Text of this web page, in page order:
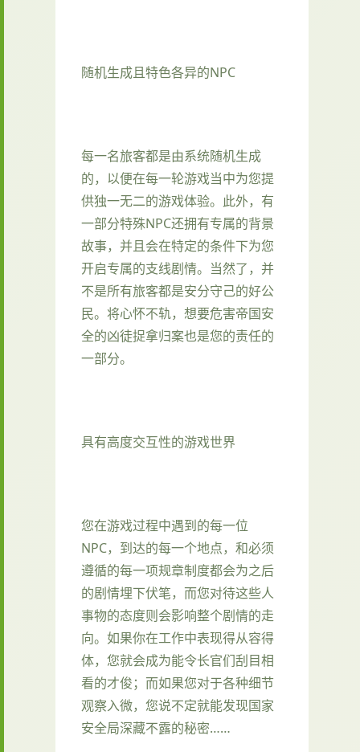
随机生成且特色各异的NPC
每一名旅客都是由系统随机生成
的，以便在每一轮游戏当中为您提
供独一无二的游戏体验。此外，有
一部分特殊NPC还拥有专属的背景
故事，并且会在特定的条件下为您
开启专属的支线剧情。当然了，并
不是所有旅客都是安分守己的好公
民。将心怀不轨，想要危害帝国安
全的凶徒捉拿归案也是您的责任的
一部分。
具有高度交互性的游戏世界
您在游戏过程中遇到的每一位
NPC，到达的每一个地点，和必须
遵循的每一项规章制度都会为之后
的剧情埋下伏笔，而您对待这些人
事物的态度则会影响整个剧情的走
向。如果你在工作中表现得从容得
体，您就会成为能令长官们刮目相
看的才俊；而如果您对于各种细节
观察入微，您说不定就能发现国家
安全局深藏不露的秘密……